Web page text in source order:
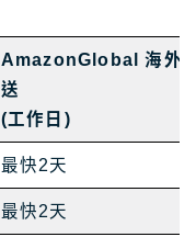
AmazonGlobal 海外
送
(工作日)
最快2天
最快2天